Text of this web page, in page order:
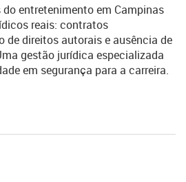
entretenimento em Campinas
reais: contratos
de direitos autorais e ausência de
gestão jurídica especializada
em segurança para a carreira.